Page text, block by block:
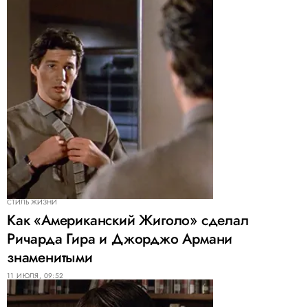
СТИЛЬ ЖИЗНИ
Как «Американский Жиголо» сделал
Ричарда Гира и Джорджо Армани
знаменитыми
11 ИЮЛЯ, 09:52